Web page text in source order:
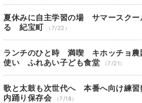
夏休みに自主学習の場 サマースクー
る 紀宝町
（7/22）
ランチのひと時 満喫 キホッチョ農
使い ふれあい子ども食堂
（7/21）
歌と太鼓も次世代へ 本番へ向け練
内踊り保存会
（7/18）